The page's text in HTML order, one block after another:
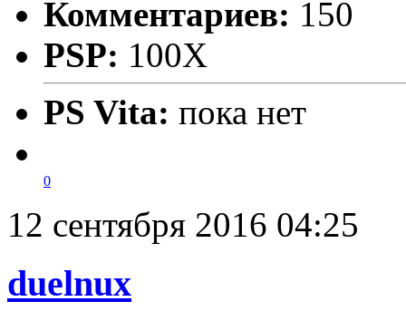
Комментариев: 150
PSP: 100X
PS Vita: пока нет
0
12 сентября 2016 04:25
duelnux